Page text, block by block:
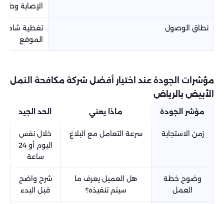
الإصابة
نطاق الوصول
تغطية شاملة
الموقع
مؤشرات الجودة عند اختيار أفضل شركة مكافحة النمل
الأبيض بالرياض
مؤشر الجودة ماذا يعني الحد الجيد
زمن الاستجابة سرعة التعامل مع البلاغ
خلال نفس
اليوم أو 24
ساعة
وضوح خطة
العمل
هل العميل يعرف ما
سيتم تنفيذه؟
شرح واضح
قبل البدء